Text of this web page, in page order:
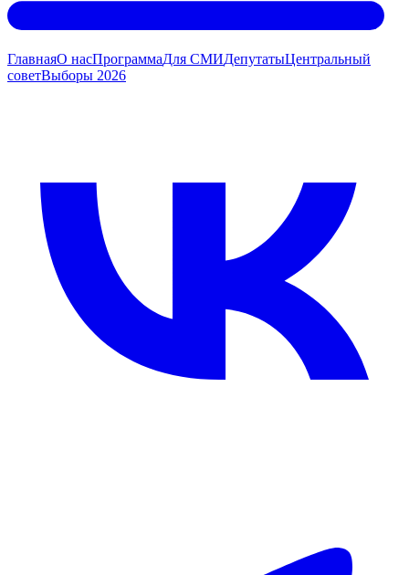
ГлавнаяО насПрограммаДля СМИДeпутатыЦентральный
советВыборы 2026